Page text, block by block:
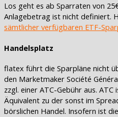
Los geht es ab Sparraten von
Anlagebetrag ist nicht definiert.
sämtlicher verfügbaren ETF-
Handelsplatz
flatex führt die Sparpläne nicht
den Marketmaker Société
zzgl. einer ATC-Gebühr aus.
Äquivalent zu der sonst im
börslichen Handel. Insofern ist